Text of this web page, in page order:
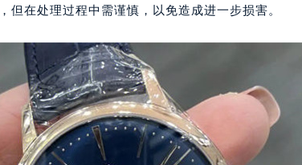
但在处理过程中需谨慎，以免造成进一步损害。